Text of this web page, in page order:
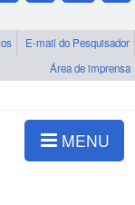
E-mail do Pesquisador
Área de imprensa
MENU